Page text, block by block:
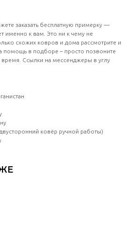
заказать бесплатную примерку —
именно к вам. Это ни к чему не
схожих ковров и дома рассмотрите и
помощь в подборе – просто позвоните
Ссылки на мессенджеры в углу
ковёр ручной работы)